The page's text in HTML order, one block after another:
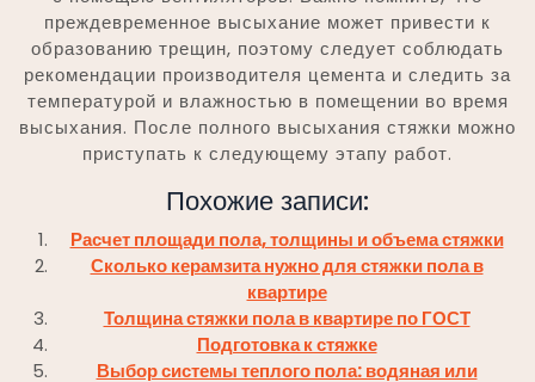
преждевременное высыхание может привести к
образованию трещин, поэтому следует соблюдать
рекомендации производителя цемента и следить за
температурой и влажностью в помещении во время
высыхания. После полного высыхания стяжки можно
приступать к следующему этапу работ.
Похожие записи:
Расчет площади пола, толщины и объема стяжки
Сколько керамзита нужно для стяжки пола в
квартире
Толщина стяжки пола в квартире по ГОСТ
Подготовка к стяжке
Выбор системы теплого пола: водяная или